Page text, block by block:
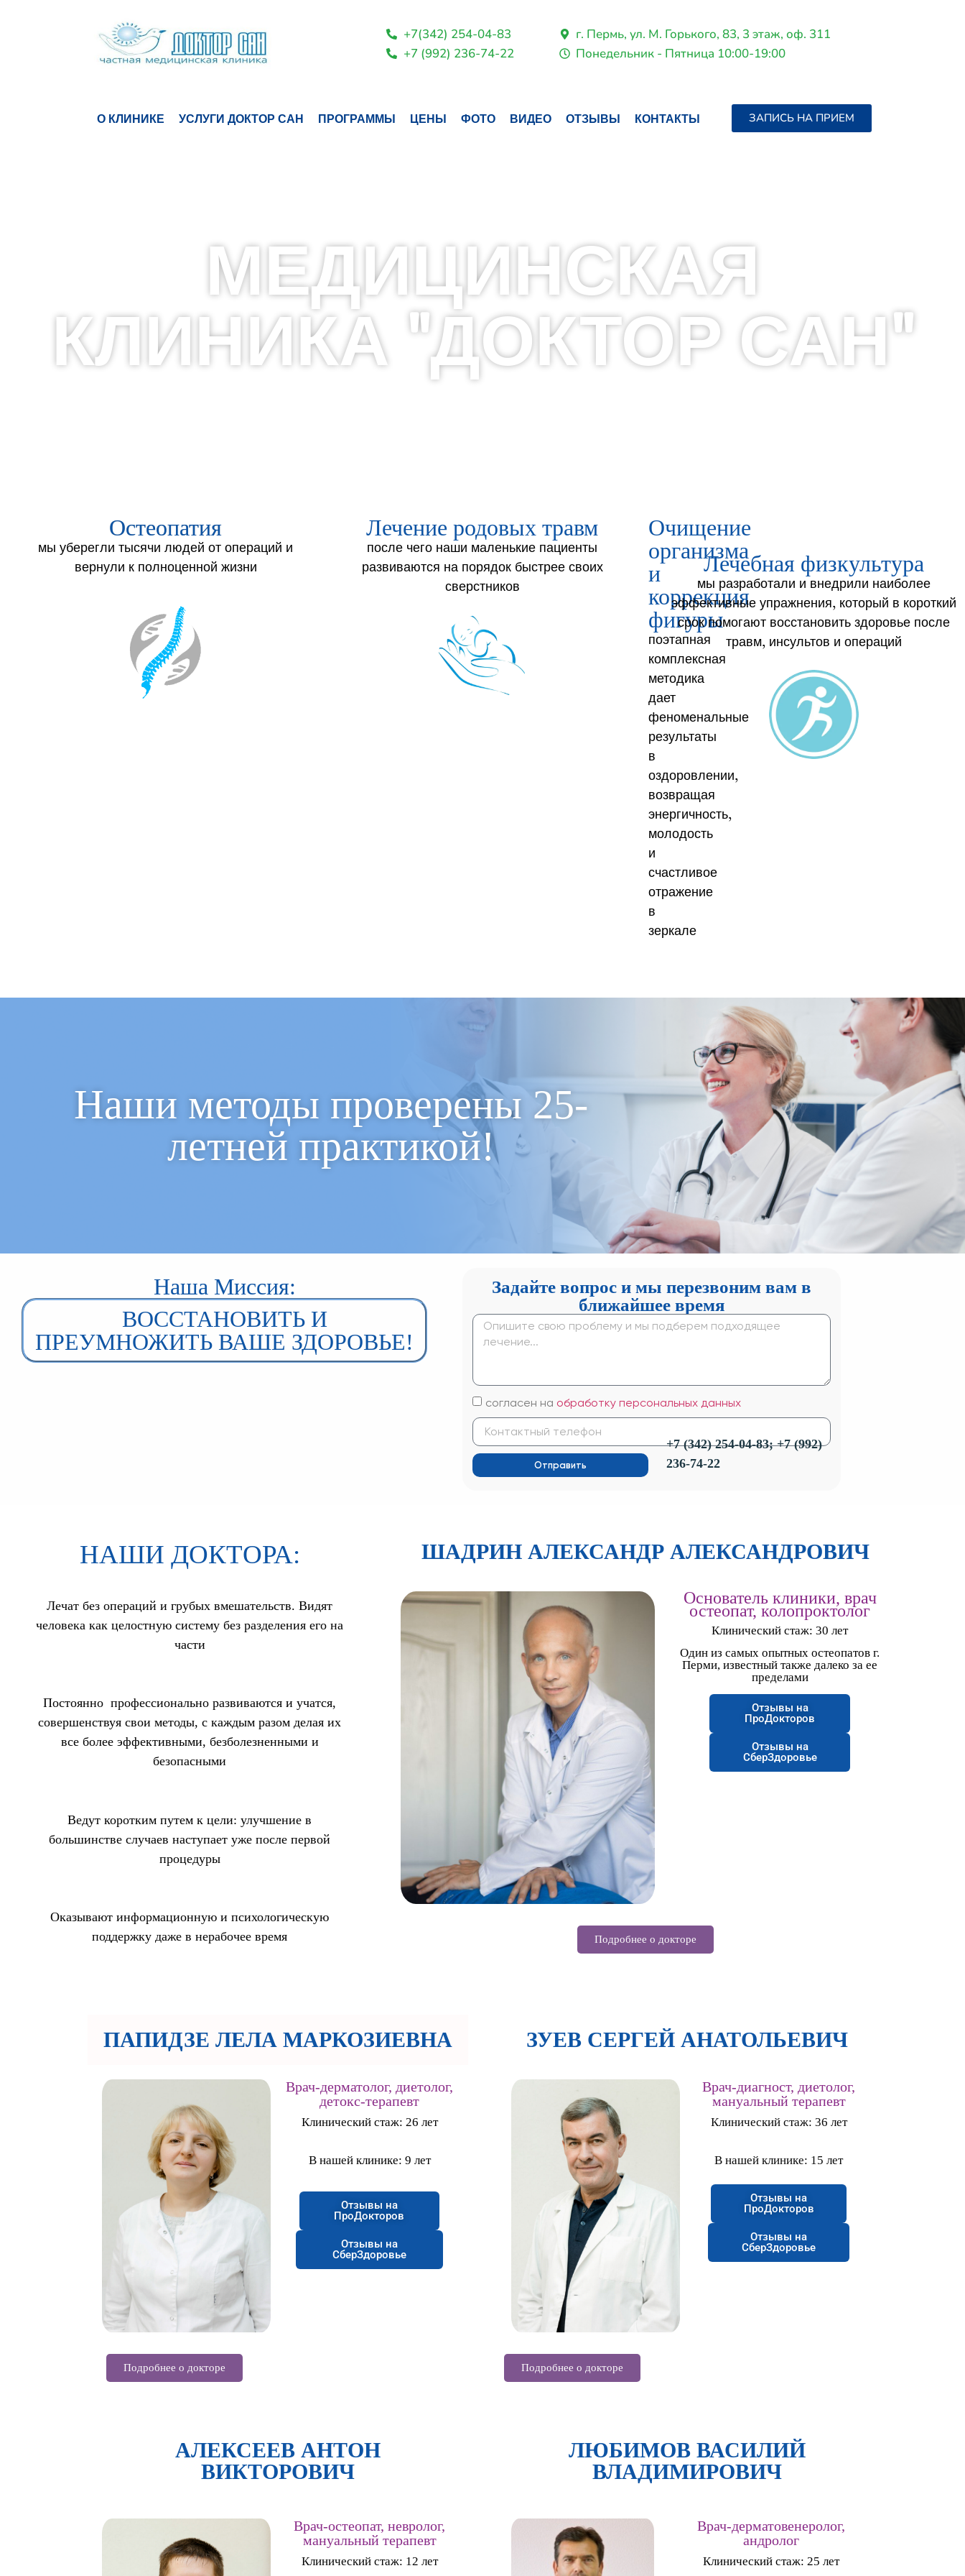
+7(342) 254-04-83
+7 (992) 236-74-22
г. Пермь, ул. М. Горького, 83, 3 этаж, оф. 311
Понедельник - Пятница 10:00-19:00
О КЛИНИКЕ УСЛУГИ ДОКТОР САН ПРОГРАММЫ ЦЕНЫ ФОТО ВИДЕО ОТЗЫВЫ КОНТАКТЫ ЗАПИСЬ НА ПРИЕМ
МЕДИЦИНСКАЯ
КЛИНИКА "ДОКТОР САН"
Остеопатия
мы уберегли тысячи людей от операций и
вернули к полноценной жизни
Лечение родовых травм
после чего наши маленькие пациенты
развиваются на порядок быстрее своих
сверстников
Очищение
организма
и
коррекция
фигуры
поэтапная
комплексная
методика
дает
феноменальные
результаты
в
оздоровлении,
возвращая
энергичность,
молодость
и
счастливое
отражение
в
зеркале
Лечебная физкультура
мы разработали и внедрили наиболее
эффективные упражнения, который в короткий
срок помогают восстановить здоровье после
травм, инсультов и операций
Наши методы проверены 25-
летней практикой!
Наша Миссия:
ВОССТАНОВИТЬ И
ПРЕУМНОЖИТЬ ВАШЕ ЗДОРОВЬЕ!
Задайте вопрос и мы перезвоним вам в
ближайшее время
согласен на обработку персональных данных
Отправить
+7 (342) 254-04-83; +7 (992)
236-74-22
НАШИ ДОКТОРА:
Лечат без операций и грубых вмешательств. Видят
человека как целостную систему без разделения его на
части
Постоянно профессионально развиваются и учатся,
совершенствуя свои методы, с каждым разом делая их
все более эффективными, безболезненными и
безопасными
Ведут коротким путем к цели: улучшение в
большинстве случаев наступает уже после первой
процедуры
Оказывают информационную и психологическую
поддержку даже в нерабочее время
ШАДРИН АЛЕКСАНДР АЛЕКСАНДРОВИЧ
Основатель клиники, врач
остеопат, колопроктолог
Клинический стаж: 30 лет
Один из самых опытных остеопатов г.
Перми, известный также далеко за ее
пределами
Отзывы на
ПроДокторов
Отзывы на
СберЗдоровье
Подробнее о докторе
ПАПИДЗЕ ЛЕЛА МАРКОЗИЕВНА
Врач-дерматолог, диетолог,
детокс-терапевт
Клинический стаж: 26 лет
В нашей клинике: 9 лет
Отзывы на
ПроДокторов
Отзывы на
СберЗдоровье
Подробнее о докторе
ЗУЕВ СЕРГЕЙ АНАТОЛЬЕВИЧ
Врач-диагност, диетолог,
мануальный терапевт
Клинический стаж: 36 лет
В нашей клинике: 15 лет
Отзывы на
ПроДокторов
Отзывы на
СберЗдоровье
Подробнее о докторе
АЛЕКСЕЕВ АНТОН
ВИКТОРОВИЧ
Врач-остеопат, невролог,
мануальный терапевт
Клинический стаж: 12 лет
ЛЮБИМОВ ВАСИЛИЙ
ВЛАДИМИРОВИЧ
Врач-дерматовенеролог,
андролог
Клинический стаж: 25 лет